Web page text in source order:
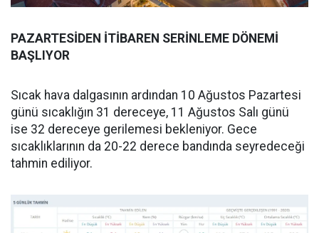
PAZARTESİDEN İTİBAREN SERİNLEME DÖNEMİ
BAŞLIYOR
Sıcak hava dalgasının ardından 10 Ağustos Pazartesi
günü sıcaklığın 31 dereceye, 11 Ağustos Salı günü
ise 32 dereceye gerilemesi bekleniyor. Gece
sıcaklıklarının da 20-22 derece bandında seyredeceği
tahmin ediliyor.